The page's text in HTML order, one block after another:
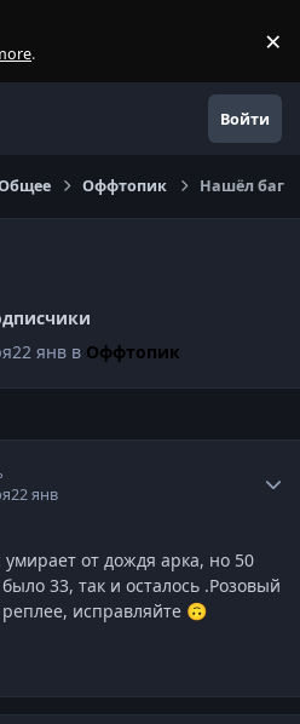
. ×
Войти
Оффтопик Нашёл баг
22 янв в Оффтопик
22 янв
от дождя арка, но 50
33, так и осталось .Розовый
исправляйте 🙃